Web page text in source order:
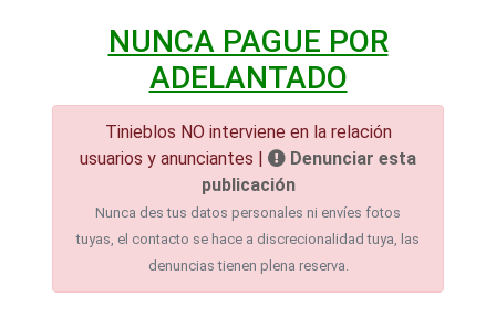
NUNCA PAGUE POR
ADELANTADO
Tinieblos NO interviene en la relación
usuarios y anunciantes |
Denunciar esta
publicación
Nunca des tus datos personales ni envíes fotos
tuyas, el contacto se hace a discrecionalidad tuya, las
denuncias tienen plena reserva.